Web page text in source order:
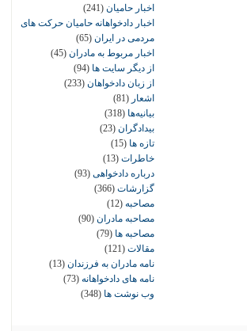
اخبار حامیان (241)
اخبار دادخواهانه حامیان حرکت های
مردمی در ایران (65)
اخبار مربوط به مادران (45)
از دیگر سایت ها (94)
از زبان دادخواهان (233)
اشعار (81)
بیانیه‌ها (318)
بیدادگران (23)
تازه ها (15)
خاطرات (13)
درباره دادخواهی (93)
گزارشات (366)
مصاحبه (12)
مصاحبه مادران (90)
مصاحبه ها (79)
مقالات (121)
نامه مادران به فرزندان (13)
نامه های دادخواهانه (73)
وب نوشت ها (348)